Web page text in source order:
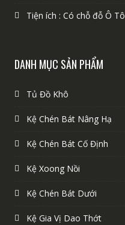
Tiện ích : Có chỗ đỗ Ô Tô
DANH MỤC SẢN PHẨM
Tủ Đồ Khô
Kệ Chén Bát Nâng Hạ
Kệ Chén Bát Cố Định
Kệ Xoong Nồi
Kệ Chén Bát Dưới
Kệ Gia Vị Dao Thớt